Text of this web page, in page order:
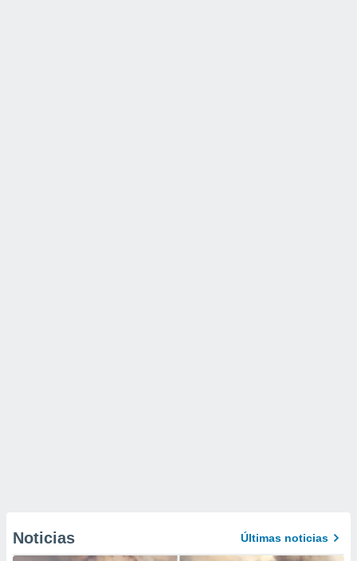
Noticias Últimas noticias